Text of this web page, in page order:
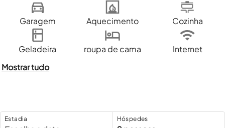
Garagem Aquecimento Cozinha
Geladeira roupa de cama
Internet
Mostrar tudo
Estadia Hóspedes